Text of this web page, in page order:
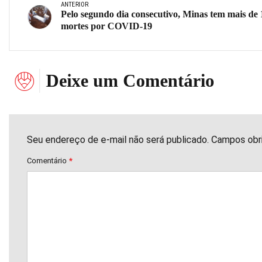
ANTERIOR
Pelo segundo dia consecutivo, Minas tem mais de
mortes por COVID-19
Deixe um Comentário
Seu endereço de e-mail não será publicado. Campos
Comentário *